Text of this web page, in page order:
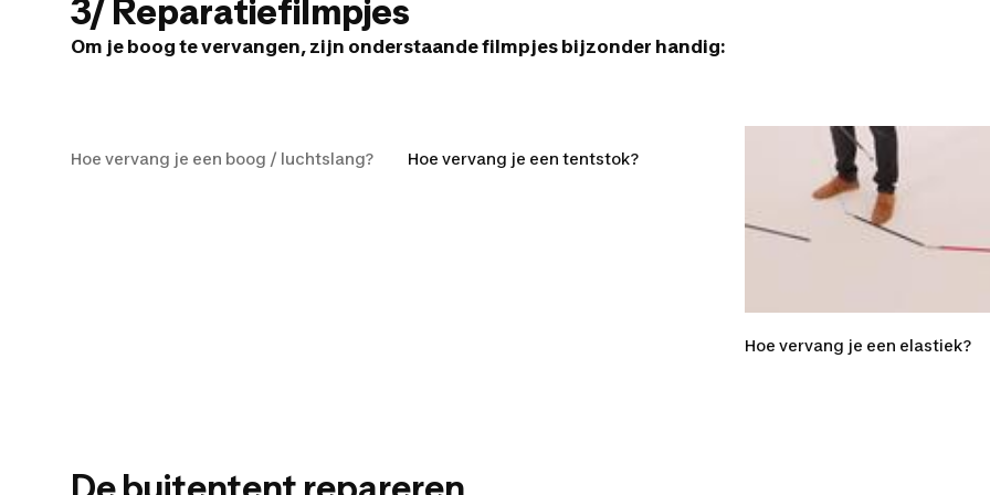
3/ Reparatiefilmpjes
Om je boog te vervangen, zijn onderstaande filmpjes bijzonder handig:
Hoe vervang je een boog / luchtslang? Hoe vervang je een tentstok?
Hoe vervang je een elastiek?